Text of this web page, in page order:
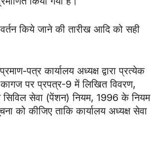
किये जाने की तारीख आदि को सही
पत्र कार्यालय अध्यक्ष द्वारा प्रत्येक
पर प्रपत्र-9 में लिखित विवरण,
सिविल सेवा (पेंशन) नियम, 1996 के नियम
को कीजिए ताकि कार्यालय अध्यक्ष सेवा